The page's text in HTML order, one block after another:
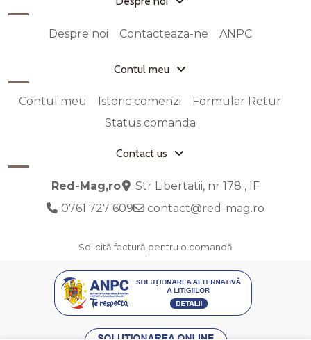
Despre noi Contacteaza-ne ANPC
Contul meu
Contul meu Istoric comenzi
Formular Retur
Status comanda
Contact us
Red-Mag,ro
Str Libertatii, nr 178 , IF
0761 727 609
contact@red-mag.ro
Solicită factură pentru o comandă